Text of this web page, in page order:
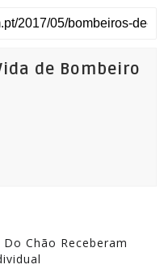
de Bombeiro
Chão Receberam